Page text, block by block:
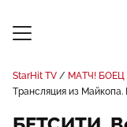
StarHit TV МАТЧ! БОЕЦ
Трансляция из